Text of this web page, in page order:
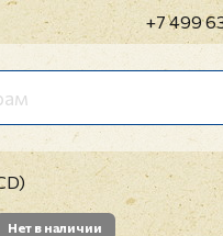
+7 499
Нет в наличии